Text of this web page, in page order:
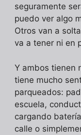
seguramente
puedo ver algo
Otros van a
va a tener ni en
Y ambos tienen
tiene mucho
parqueados:
escuela,
cargando
calle o